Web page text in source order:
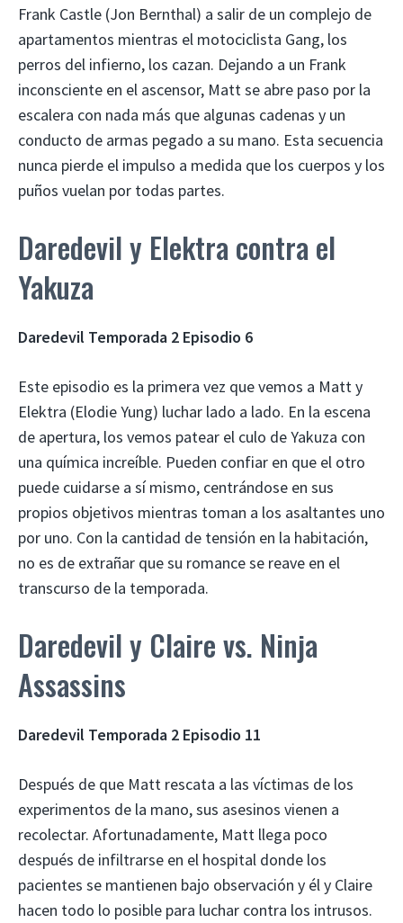
Frank Castle (Jon Bernthal) a salir de un complejo de
apartamentos mientras el motociclista Gang, los
perros del infierno, los cazan. Dejando a un Frank
inconsciente en el ascensor, Matt se abre paso por la
escalera con nada más que algunas cadenas y un
conducto de armas pegado a su mano. Esta secuencia
nunca pierde el impulso a medida que los cuerpos y los
puños vuelan por todas partes.
Daredevil y Elektra contra el
Yakuza
Daredevil Temporada 2 Episodio 6
Este episodio es la primera vez que vemos a Matt y
Elektra (Elodie Yung) luchar lado a lado. En la escena
de apertura, los vemos patear el culo de Yakuza con
una química increíble. Pueden confiar en que el otro
puede cuidarse a sí mismo, centrándose en sus
propios objetivos mientras toman a los asaltantes uno
por uno. Con la cantidad de tensión en la habitación,
no es de extrañar que su romance se reave en el
transcurso de la temporada.
Daredevil y Claire vs. Ninja
Assassins
Daredevil Temporada 2 Episodio 11
Después de que Matt rescata a las víctimas de los
experimentos de la mano, sus asesinos vienen a
recolectar. Afortunadamente, Matt llega poco
después de infiltrarse en el hospital donde los
pacientes se mantienen bajo observación y él y Claire
hacen todo lo posible para luchar contra los intrusos.